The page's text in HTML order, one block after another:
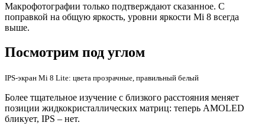
Макрофотографии только подтверждают сказанное. С
поправкой на общую яркость, уровни яркости Mi 8 всегда
выше.
Посмотрим под углом
IPS-экран Mi 8 Lite: цвета прозрачные, правильный белый
Более тщательное изучение с близкого расстояния меняет
позиции жидкокристаллических матриц: теперь AMOLED
бликует, IPS – нет.